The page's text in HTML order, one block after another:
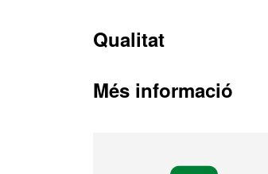
Qualitat
Més informació